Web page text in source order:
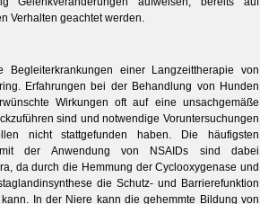
Verhalten geachtet werden.
einer Langzeittherapie von
Erfahrungen bei der Behandlung von Hunden
Wirkungen oft auf eine unsachgemäße
sind und notwendige Voruntersuchungen
nicht stattgefunden haben. Die häufigsten
mit der Anwendung von NSAIDs sind dabei
da durch die Hemmung der Cyclooxygenase und
die Schutz- und Barrierefunktion
In der Niere kann die gehemmte Bildung von